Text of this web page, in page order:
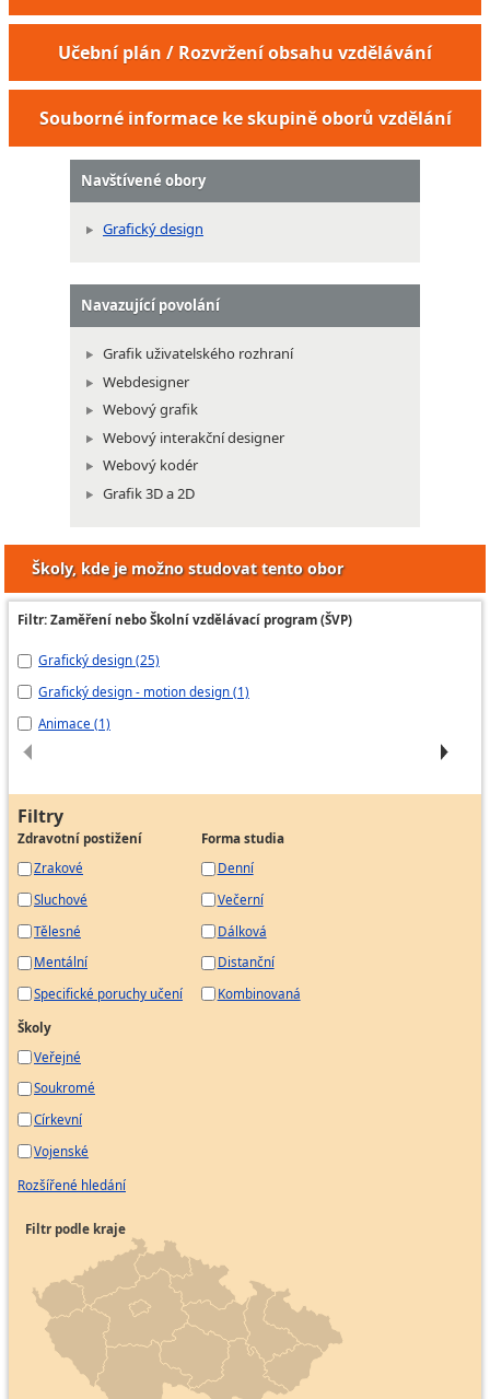
Učební plán / Rozvržení obsahu vzdělávání
Souborné informace ke skupině oborů vzdělání
Navštívené obory
Grafický design
Navazující povolání
Grafik uživatelského rozhraní
Webdesigner
Webový grafik
Webový interakční designer
Webový kodér
Grafik 3D a 2D
Školy, kde je možno studovat tento obor
Filtr: Zaměření nebo Školní vzdělávací program (ŠVP)
Grafický design (25)
Grafický design - motion design (1)
Animace (1)
Filtry
Zdravotní postižení
Zrakové
Sluchové
Tělesné
Mentální
Specifické poruchy učení
Forma studia
Denní
Večerní
Dálková
Distanční
Kombinovaná
Školy
Veřejné
Soukromé
Církevní
Vojenské
Rozšířené hledání
Filtr podle kraje